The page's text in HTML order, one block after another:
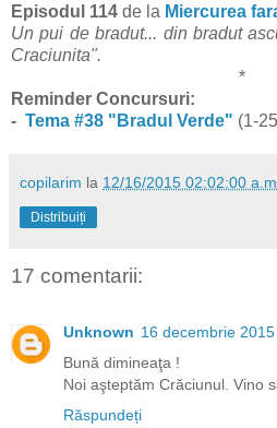
Episodul 114 de la Miercurea
Un pui de bradut... din bradut
Craciunita".
*
Reminder Concursuri:
- Tema #38 "Bradul Verde" (1-
copilarim la 12/16/2015 02:02:00 a.m.
Distribuiți
17 comentarii:
Unknown 16 decembrie
Bună dimineaţa !
Noi aşteptăm Crăciunul. Vino
Răspundeți